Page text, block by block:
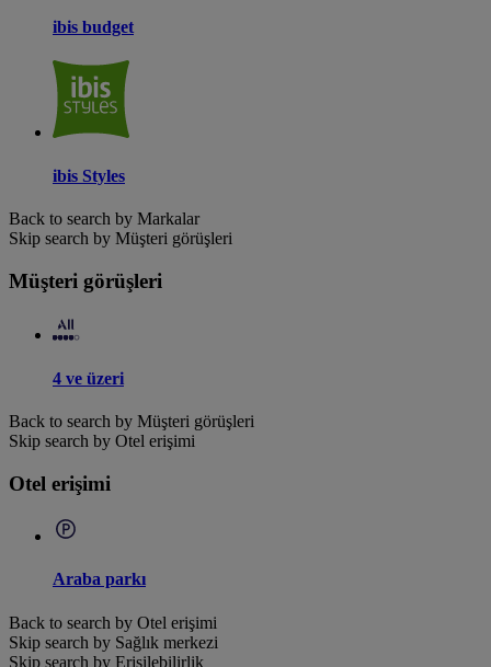
ibis budget
ibis Styles
Back to search by Markalar
Skip search by Müşteri görüşleri
Müşteri görüşleri
4 ve üzeri
Back to search by Müşteri görüşleri
Skip search by Otel erişimi
Otel erişimi
Araba parkı
Back to search by Otel erişimi
Skip search by Sağlık merkezi
Skip search by Erişilebilirlik